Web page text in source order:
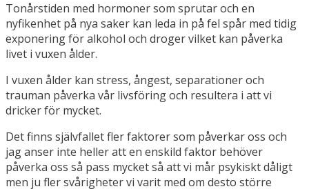
Tonårstiden med hormoner som sprutar och en
nyfikenhet på nya saker kan leda in på fel spår med tidig
exponering för alkohol och droger vilket kan påverka
livet i vuxen ålder.
I vuxen ålder kan stress, ångest, separationer och
trauman påverka vår livsföring och resultera i att vi
dricker för mycket.
Det finns självfallet fler faktorer som påverkar oss och
jag anser inte heller att en enskild faktor behöver
påverka oss så pass mycket så att vi mår psykiskt dåligt
men ju fler svårigheter vi varit med om desto större